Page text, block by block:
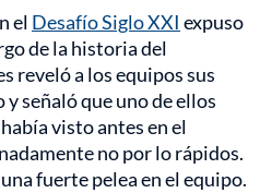
el Desafío Siglo XXI expuso
de la historia del
reveló a los equipos sus
señaló que uno de ellos
visto antes en el
no por lo rápidos.
fuerte pelea en el equipo.